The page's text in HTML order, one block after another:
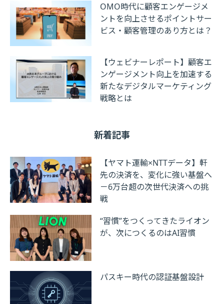
OMO時代に顧客エンゲージメ
ントを向上させるポイントサー
ビス・顧客管理のあり方とは？
【ウェビナーレポート】顧客エ
ンゲージメント向上を加速する
新たなデジタルマーケティング
戦略とは
新着記事
【ヤマト運輸×NTTデータ】軒
先の決済を、変化に強い基盤へ
－6万台超の次世代決済への挑
戦
“習慣”をつくってきたライオン
が、次につくるのはAI習慣
パスキー時代の認証基盤設計